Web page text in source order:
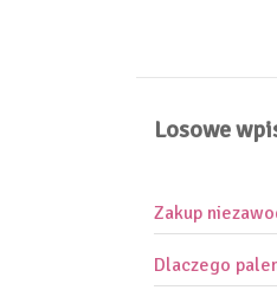
Losowe
Zakup
Dlaczego